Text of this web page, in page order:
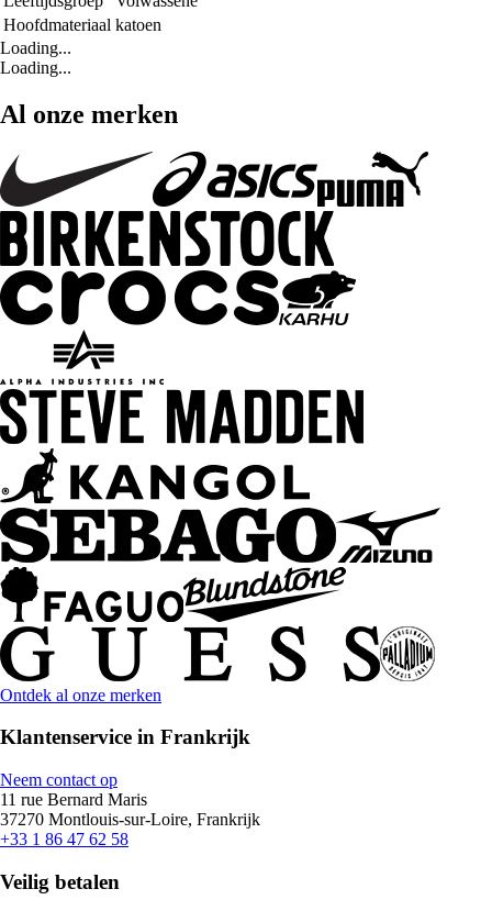
Hoofdmateriaal katoen
Loading...
Loading...
Al onze merken
Ontdek al onze merken
Klantenservice in Frankrijk
Neem contact op
11 rue Bernard Maris
37270 Montlouis-sur-Loire, Frankrijk
+33 1 86 47 62 58
Veilig betalen